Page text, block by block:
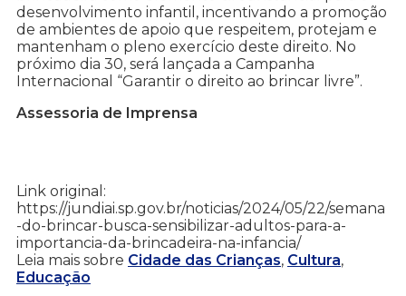
desenvolvimento infantil, incentivando a promoção
de ambientes de apoio que respeitem, protejam e
mantenham o pleno exercício deste direito. No
próximo dia 30, será lançada a Campanha
Internacional “Garantir o direito ao brincar livre”.
Assessoria de Imprensa
Link original:
https://jundiai.sp.gov.br/noticias/2024/05/22/semana
-do-brincar-busca-sensibilizar-adultos-para-a-
importancia-da-brincadeira-na-infancia/
Leia mais sobre Cidade das Crianças, Cultura,
Educação